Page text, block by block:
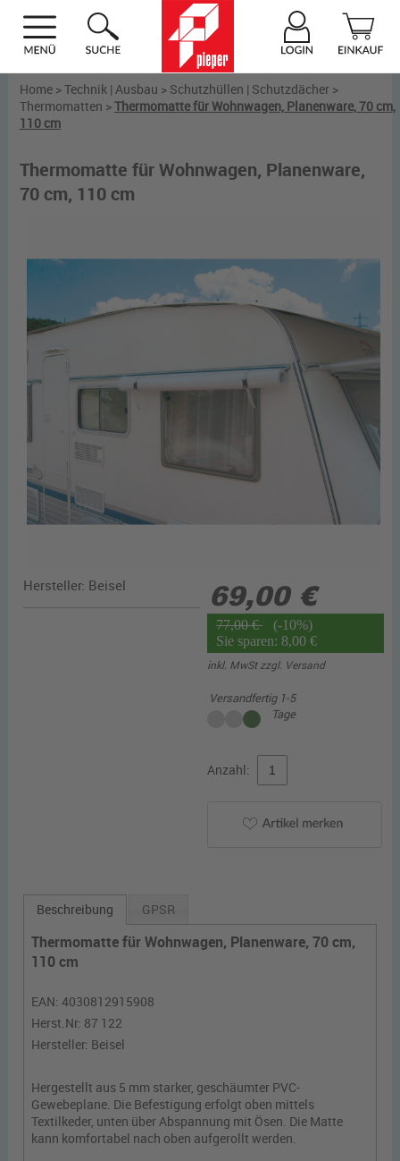
Home >Technik | Ausbau > Schutzhüllen | Schutzdächer >
Thermomatten >Thermomatte für Wohnwagen, Planenware, 70 cm,
110 cm
Thermomatte für Wohnwagen, Planenware,
70 cm, 110 cm
Hersteller: Beisel 69,00 €
77,00 € (-10%)
Sie sparen: 8,00 €
inkl. MwSt zzgl. Versand
Versandfertig 1-5
Tage
Anzahl:
Beschreibung GPSR
Thermomatte für Wohnwagen, Planenware, 70 cm,
110 cm
EAN: 4030812915908
Herst.Nr: 87 122
Hersteller: Beisel
Hergestellt aus 5 mm starker, geschäumter PVC-
Gewebeplane. Die Befestigung erfolgt oben mittels
Textilkeder, unten über Abspannung mit Ösen. Die Matte
kann komfortabel nach oben aufgerollt werden.